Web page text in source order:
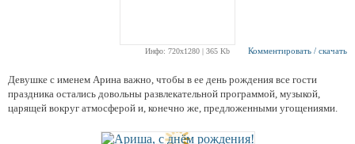
Инфо: 720х1280 | 365 Kb Комментировать / скачать
Девушке с именем Арина важно, чтобы в ее день рождения все гости
праздника остались довольны развлекательной программой, музыкой,
царящей вокруг атмосферой и, конечно же, предложенными угощениями.